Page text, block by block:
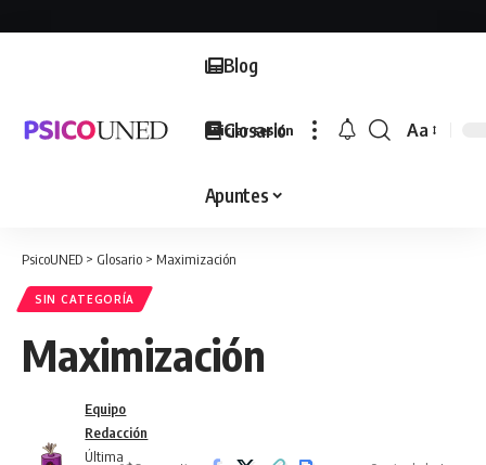
Blog
Glosario
Apuntes
Iniciar sesión
Font
Aa
PsicoUNED > Glosario > Maximización
SIN CATEGORÍA
Maximización
Última
Equipo
Redacción